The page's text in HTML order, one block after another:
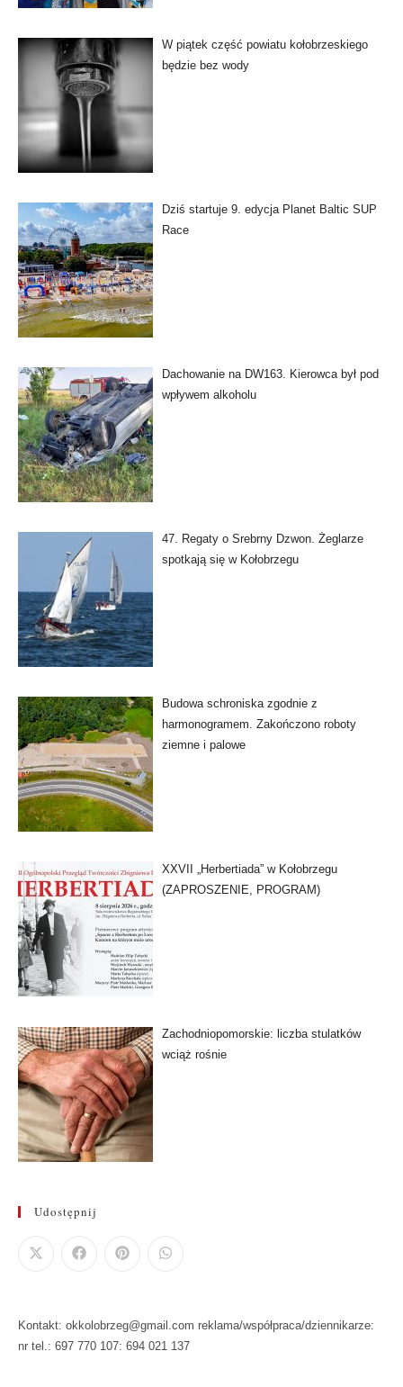
W piątek część powiatu kołobrzeskiego
będzie bez wody
Dziś startuje 9. edycja Planet Baltic SUP
Race
Dachowanie na DW163. Kierowca był pod
wpływem alkoholu
47. Regaty o Srebrny Dzwon. Żeglarze
spotkają się w Kołobrzegu
Budowa schroniska zgodnie z
harmonogramem. Zakończono roboty
ziemne i palowe
XXVII „Herbertiada” w Kołobrzegu
(ZAPROSZENIE, PROGRAM)
Zachodniopomorskie: liczba stulatków
wciąż rośnie
Udostępnij
Kontakt: okkolobrzeg@gmail.com reklama/współpraca/dziennikarze:
nr tel.: 697 770 107: 694 021 137